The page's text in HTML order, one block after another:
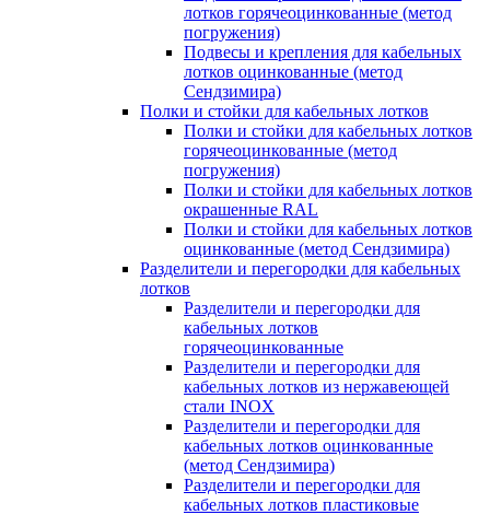
лотков горячеоцинкованные (метод
погружения)
Подвесы и крепления для кабельных
лотков оцинкованные (метод
Сендзимира)
Полки и стойки для кабельных лотков
Полки и стойки для кабельных лотков
горячеоцинкованные (метод
погружения)
Полки и стойки для кабельных лотков
окрашенные RAL
Полки и стойки для кабельных лотков
оцинкованные (метод Сендзимира)
Разделители и перегородки для кабельных
лотков
Разделители и перегородки для
кабельных лотков
горячеоцинкованные
Разделители и перегородки для
кабельных лотков из нержавеющей
стали INOX
Разделители и перегородки для
кабельных лотков оцинкованные
(метод Сендзимира)
Разделители и перегородки для
кабельных лотков пластиковые